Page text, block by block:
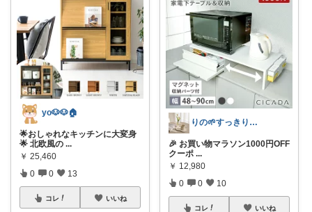
yo🐶🐶🏠
🌟おしゃれなキッチンに大変身
🌟 北欧風の ...
￥ 25,460
0 0 13
コレ いいね
りの🌱すっきり×お気に入りの暮らし
🎉 お買い物マラソン1000円OFF
クーポ ...
￥ 12,980
0 0 10
コレ いいね